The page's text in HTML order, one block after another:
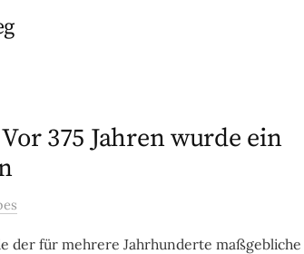
375 Jahren wurde ein
der für mehrere Jahrhunderte maßgebliche